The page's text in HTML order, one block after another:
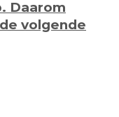
Daarom
volgende